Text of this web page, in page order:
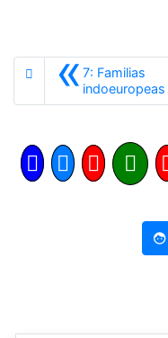
«7: Familias
indoeuropeas